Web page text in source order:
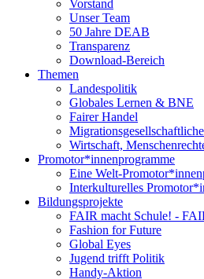
Vorstand
Unser Team
50 Jahre DEAB
Transparenz
Download-Bereich
Themen
Landespolitik
Globales Lernen & BNE
Fairer Handel
Wirtschaft,
Promotor*innen­programme
Eine Welt-
Interkulturelles
Bildungsprojekte
FAIR macht Schule! -
Fashion for Future
Global Eyes
Jugend trifft Politik
Handy-Aktion